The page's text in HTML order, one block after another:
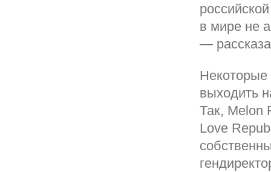
в мире не
—
Некоторые
выходить
Так, Melon
Love